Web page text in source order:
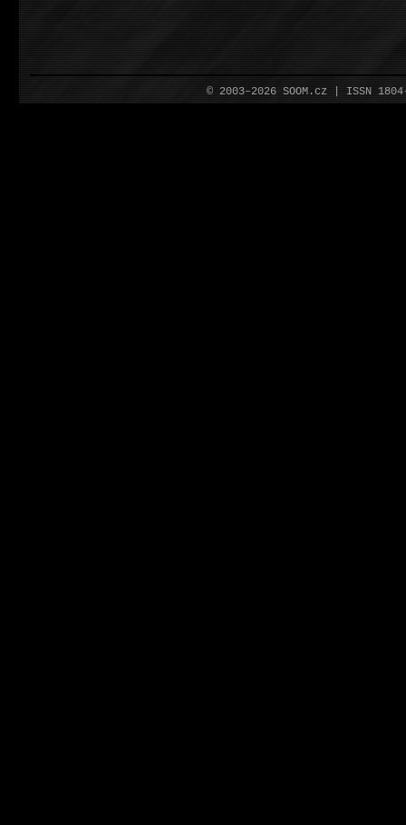
© 2003–2026 SOOM.cz | ISSN